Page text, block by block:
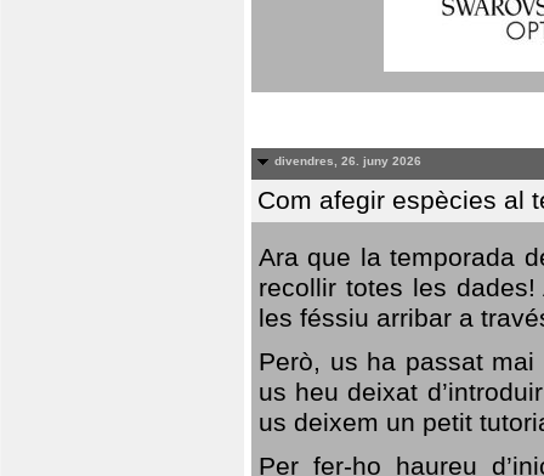
divendres, 26. juny 2026
Com afegir espècies al
Ara que la temporada
recollir totes les
les féssiu arribar a
Però, us ha passat
us heu deixat
us deixem un petit
Per fer-ho haureu